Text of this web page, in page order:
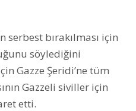
bırakılması için
söylediğini
Gazze Şeridi’ne tüm
Gazzeli siviller için
etti.